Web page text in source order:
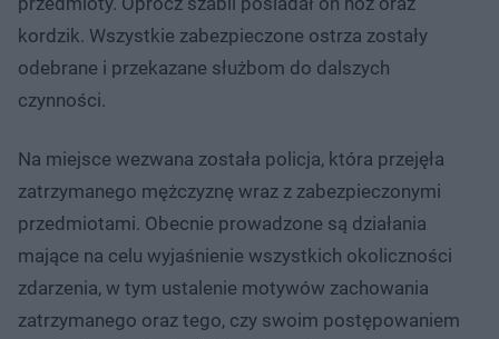
kordzik. Wszystkie zabezpieczone ostrza zostały
odebrane i przekazane służbom do dalszych
czynności.
Na miejsce wezwana została policja, która przejęła
zatrzymanego mężczyznę wraz z zabezpieczonymi
przedmiotami. Obecnie prowadzone są działania
mające na celu wyjaśnienie wszystkich okoliczności
zdarzenia, w tym ustalenie motywów zachowania
zatrzymanego oraz tego, czy swoim postępowaniem